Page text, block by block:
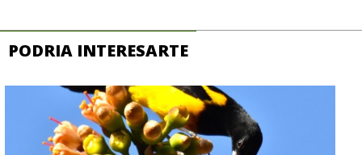
PODRIA INTERESARTE